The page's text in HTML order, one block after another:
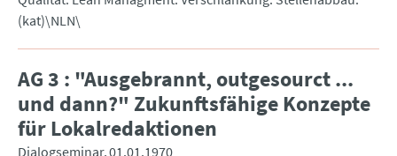
(kat)\NLN\
AG 3 : "Ausgebrannt, outgesourct ...
und dann?" Zukunftsfähige Konzepte
für Lokalredaktionen
Dialogseminar 01.01.1970